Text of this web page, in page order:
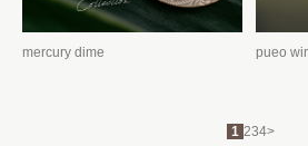
mercury dime pueo
1 234>